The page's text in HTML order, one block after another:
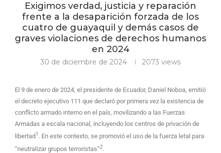
Exigimos verdad, justicia y reparación
frente a la desaparición forzada de los
cuatro de guayaquil y demás casos de
graves violaciones de derechos humanos
en 2024
30 de diciembre de 2024 2073 views
El 9 de enero de 2024, el presidente de Ecuador, Daniel Noboa, emitió
el decreto ejecutivo 111 que declaró por primera vez la existencia de
conflicto armado interno en el país, movilizando a las Fuerzas
Armadas a escala nacional, incluyendo los centros de privación de
libertad1 . En este contexto, se promovió el uso de la fuerza letal para
“neutralizar grupos terroristas”2.